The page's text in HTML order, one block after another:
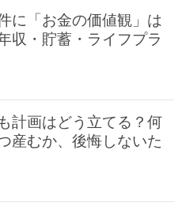
に「お金の価値観」は
収・貯蓄・ライフプラ
計画はどう立てる？何
産むか、後悔しないた